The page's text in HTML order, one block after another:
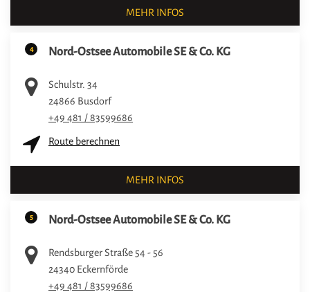
MEHR INFOS
4 Nord-Ostsee Automobile SE & Co. KG
Schulstr. 34
24866 Busdorf
+49 481 / 83599686
Route berechnen
MEHR INFOS
5 Nord-Ostsee Automobile SE & Co. KG
Rendsburger Straße 54 - 56
24340 Eckernförde
+49 481 / 83599686